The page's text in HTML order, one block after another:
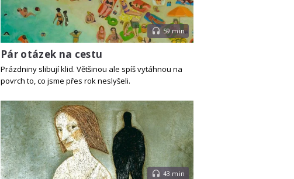
59 min
Pár otázek na cestu
Prázdniny slibují klid. Většinou ale spíš vytáhnou na
povrch to, co jsme přes rok neslyšeli.
43 min